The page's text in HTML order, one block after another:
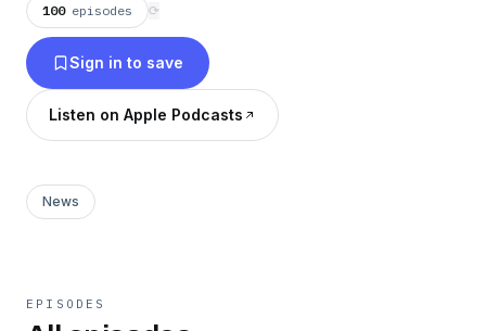
100 episodes ⟳
Sign in to save
Listen on Apple Podcasts
News
EPISODES